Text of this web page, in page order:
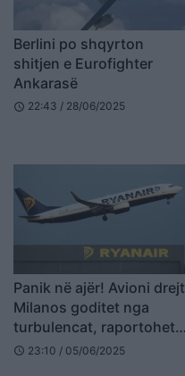
Berlini po shqyrton
shitjen e Eurofighter
Ankarasë
schedule 22:43 / 28/06/2025
Panik në ajër! Avioni drejt
Milanos goditet nga
turbulencat, raportohet
për tetë persona të
schedule 23:10 / 05/06/2025